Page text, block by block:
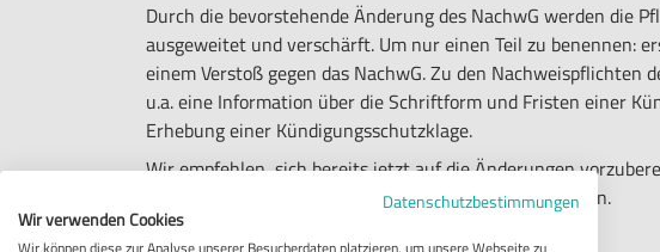
Durch die bevorstehende Änderung des NachwG werden die
ausgeweitet und verschärft. Um nur einen Teil zu benennen:
einem Verstoß gegen das NachwG. Zu den Nachweispflichten
u.a. eine Information über die Schriftform und Fristen einer
Erhebung einer Kündigungsschutzklage.
Wir empfehlen, sich bereits jetzt auf die Änderungen
überarbeitet und Nachweisschreiben vorbereitet werden.
Datenschutzbestimmungen
Wir verwenden Cookies